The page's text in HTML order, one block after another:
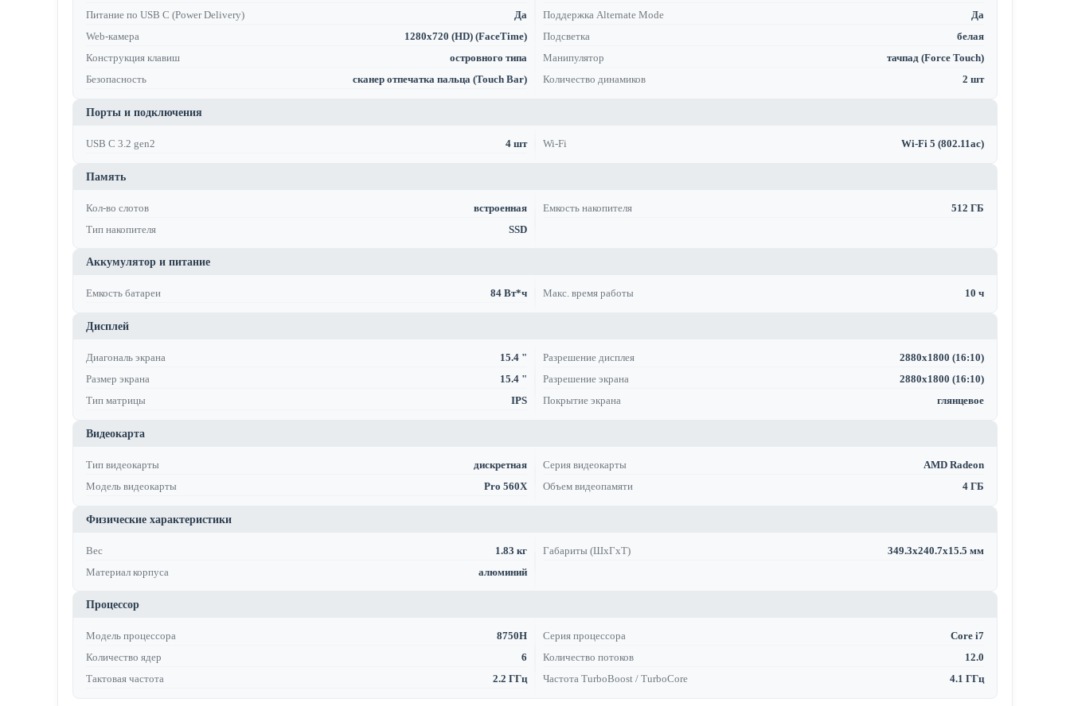
Питание по USB C (Power Delivery)
Да Поддержка Alternate Mode
Да
Web-камера
1280x720 (HD) (FaceTime) Подсветка
белая
Конструкция клавиш
островного типа Манипулятор
тачпад (Force Touch)
Безопасность
сканер отпечатка пальца (Touch Bar) Количество динамиков 2 шт
Порты и подключения
USB C 3.2 gen2 4 шт Wi-Fi Wi-Fi 5 (802.11ac)
Память
Кол-во слотов встроенная Емкость накопителя
512 ГБ
Тип накопителя
SSD
Аккумулятор и питание
Емкость батареи 84 Вт*ч Макс. время работы 10 ч
Дисплей
Диагональ экрана 15.4 " Разрешение дисплея
2880x1800 (16:10)
Размер экрана
15.4 " Разрешение экрана
2880x1800 (16:10)
Тип матрицы
IPS Покрытие экрана глянцевое
Видеокарта
Тип видеокарты дискретная Серия видеокарты
AMD Radeon
Модель видеокарты
Pro 560X Объем видеопамяти 4 ГБ
Физические характеристики
Вес 1.83 кг Габариты (ШхГхТ)
349.3x240.7x15.5 мм
Материал корпуса
алюминий
Процессор
Модель процессора 8750H Серия процессора
Core i7
Количество ядер
6 Количество потоков
12.0
Тактовая частота
2.2 ГГц Частота TurboBoost / TurboCore 4.1 ГГц